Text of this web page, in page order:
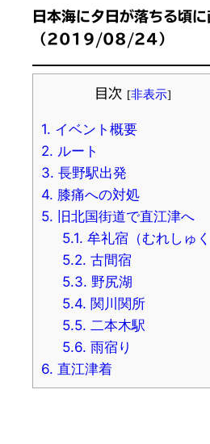
日本海に夕日が落ちる頃
（2019/08/24）
目次 [非表示]
1. イベント概要
2. ルート
3. 長野駅出発
4. 膝痛への対処
5. 旧北国街道で直江津へ
5.1. 牟礼宿（むれしゅく
5.2. 古間宿
5.3. 野尻湖
5.4. 関川関所
5.5. 二本木駅
5.6. 雨宿り
6. 直江津着